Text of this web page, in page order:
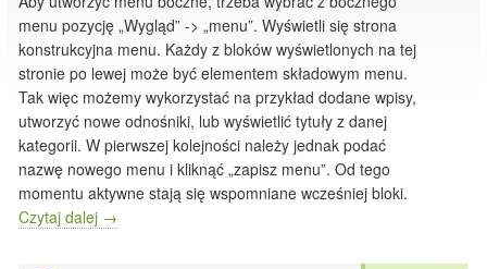
menu pozycję „Wygląd” -> „menu”. Wyświetli się strona
konstrukcyjna menu. Każdy z bloków wyświetlonych na tej
stronie po lewej może być elementem składowym menu.
Tak więc możemy wykorzystać na przykład dodane wpisy,
utworzyć nowe odnośniki, lub wyświetlić tytuły z danej
kategorii. W pierwszej kolejności należy jednak podać
nazwę nowego menu i kliknąć „zapisz menu”. Od tego
momentu aktywne stają się wspomniane wcześniej bloki.
Czytaj dalej →